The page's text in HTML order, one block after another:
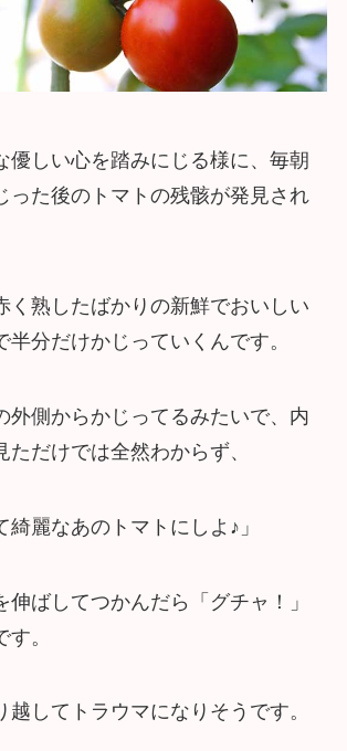
優しい心を踏みにじる様に、毎朝
った後のトマトの残骸が発見され
く熟したばかりの新鮮でおいしい
半分だけかじっていくんです。
外側からかじってるみたいで、内
ただけでは全然わからず、
綺麗なあのトマトにしよ♪」
伸ばしてつかんだら「グチャ！」
。
越してトラウマになりそうです。